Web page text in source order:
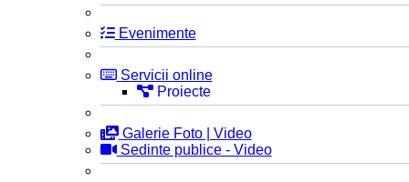
Evenimente
Servicii online
Proiecte
Galerie Foto | Video
Sedinte publice - Video